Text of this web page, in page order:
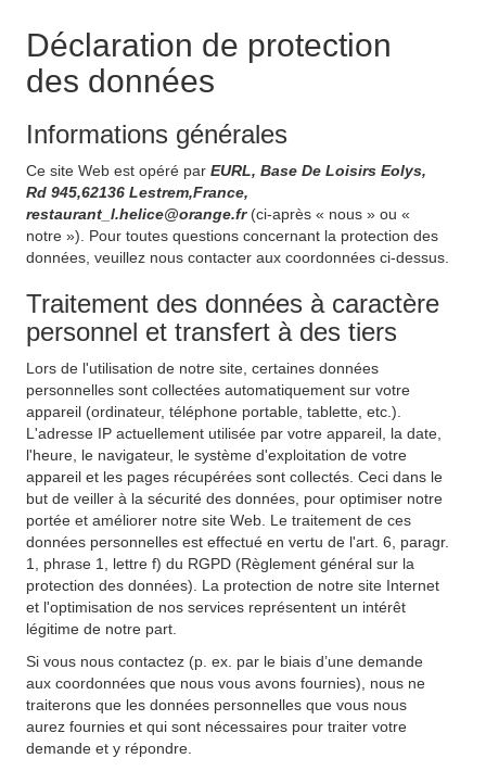
Déclaration de protection
des données
Informations générales
Ce site Web est opéré par EURL, Base De Loisirs Eolys,
Rd 945,62136 Lestrem,France,
restaurant_l.helice@orange.fr (ci-après « nous » ou «
notre »). Pour toutes questions concernant la protection des
données, veuillez nous contacter aux coordonnées ci-dessus.
Traitement des données à caractère
personnel et transfert à des tiers
Lors de l'utilisation de notre site, certaines données
personnelles sont collectées automatiquement sur votre
appareil (ordinateur, téléphone portable, tablette, etc.).
L'adresse IP actuellement utilisée par votre appareil, la date,
l'heure, le navigateur, le système d'exploitation de votre
appareil et les pages récupérées sont collectés. Ceci dans le
but de veiller à la sécurité des données, pour optimiser notre
portée et améliorer notre site Web. Le traitement de ces
données personnelles est effectué en vertu de l'art. 6, paragr.
1, phrase 1, lettre f) du RGPD (Règlement général sur la
protection des données). La protection de notre site Internet
et l'optimisation de nos services représentent un intérêt
légitime de notre part.
Si vous nous contactez (p. ex. par le biais d’une demande
aux coordonnées que nous vous avons fournies), nous ne
traiterons que les données personnelles que vous nous
aurez fournies et qui sont nécessaires pour traiter votre
demande et y répondre.